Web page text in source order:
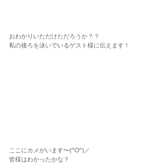
おわかりいただけただろうか？？
私の後ろを泳いでいるゲスト様に伝えます！
ここにカメがいます〜(^O^)／
皆様はわかったかな？